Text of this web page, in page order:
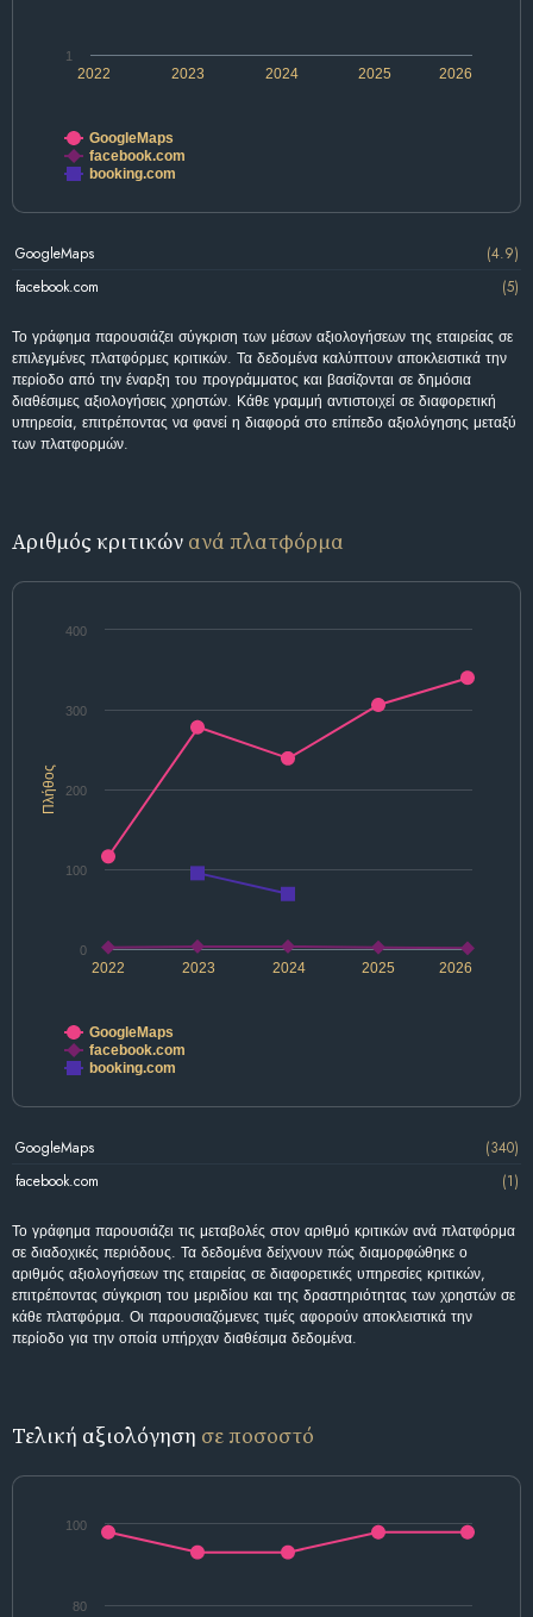
2022 2024 2026
2023 2025
1
GoogleMaps
facebook.com
booking.com
GoogleMaps
(4.9)
facebook.com
(5)
Το γράφημα παρουσιάζει σύγκριση των μέσων αξιολογήσεων της εταιρείας σε
επιλεγμένες πλατφόρμες κριτικών. Τα δεδομένα καλύπτουν αποκλειστικά την
περίοδο από την έναρξη του προγράμματος και βασίζονται σε δημόσια
διαθέσιμες αξιολογήσεις χρηστών. Κάθε γραμμή αντιστοιχεί σε διαφορετική
υπηρεσία, επιτρέποντας να φανεί η διαφορά στο επίπεδο αξιολόγησης μεταξύ
των πλατφορμών.
Αριθμός κριτικών ανά πλατφόρμα
Πλήθος
2022 2024 2026
2023 2025
0
100
200
300
400
GoogleMaps
facebook.com
booking.com
GoogleMaps
(340)
facebook.com
(1)
Το γράφημα παρουσιάζει τις μεταβολές στον αριθμό κριτικών ανά πλατφόρμα
σε διαδοχικές περιόδους. Τα δεδομένα δείχνουν πώς διαμορφώθηκε ο
αριθμός αξιολογήσεων της εταιρείας σε διαφορετικές υπηρεσίες κριτικών,
επιτρέποντας σύγκριση του μεριδίου και της δραστηριότητας των χρηστών σε
κάθε πλατφόρμα. Οι παρουσιαζόμενες τιμές αφορούν αποκλειστικά την
περίοδο για την οποία υπήρχαν διαθέσιμα δεδομένα.
Τελική αξιολόγηση σε ποσοστό
80
100